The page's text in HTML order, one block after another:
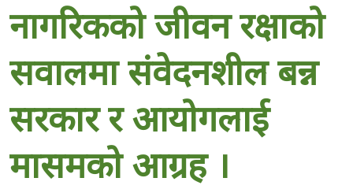
नागरिकको जीवन रक्षाको
सवालमा संवेदनशील बन्न
सरकार र आयोगलाई
मासमको आग्रह ।